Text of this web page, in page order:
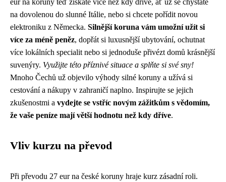
eur na koruny teď získáte více než kdy dříve, ať už se chystáte
na dovolenou do slunné Itálie, nebo si chcete pořídit novou
elektroniku z Německa. Silnější koruna vám umožní užít si
více za méně peněz, dopřát si luxusnější ubytování, ochutnat
více lokálních specialit nebo si jednoduše přivézt domů krásnější
suvenýry. Využijte této příznivé situace a splňte si své sny!
Mnoho Čechů už objevilo výhody silné koruny a užívá si
cestování a nákupy v zahraničí naplno. Inspirujte se jejich
zkušenostmi a vydejte se vstříc novým zážitkům s vědomím,
že vaše peníze mají větší hodnotu než kdy dříve.
Vliv kurzu na převod
Při převodu 27 eur na české koruny hraje kurz zásadní roli.